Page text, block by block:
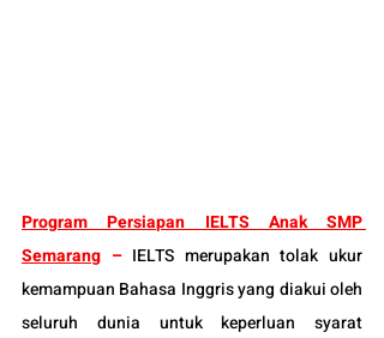
Program Persiapan IELTS Anak SMP
Semarang – IELTS merupakan tolak ukur
kemampuan Bahasa Inggris yang diakui oleh
seluruh dunia untuk keperluan syarat